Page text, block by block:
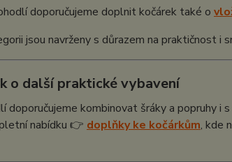
doporučujeme doplnit kočárek také o
jsou navrženy s důrazem na praktičnost i
o další praktické vybavení
doporučujeme kombinovat šráky a popruhy i
nabídku 👉 doplňky ke kočárkům, kde